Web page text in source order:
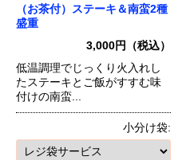
（お茶付）ステーキ＆南蛮2種
盛重
3,000円（税込）
低温調理でじっくり火入れし
たステーキとご飯がすすむ味
付けの南蛮...
小分け袋: